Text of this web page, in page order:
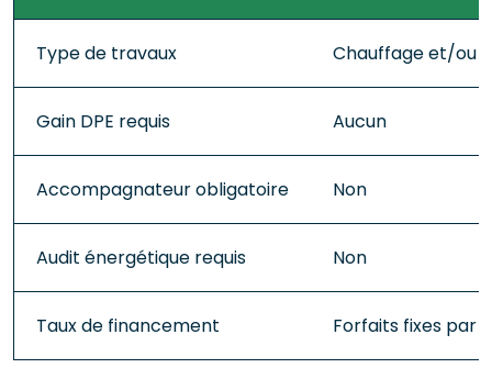
Type de travaux Chauffage et/ou
Gain DPE requis Aucun
Accompagnateur obligatoire Non
Audit énergétique requis Non
Taux de financement Forfaits fixes par